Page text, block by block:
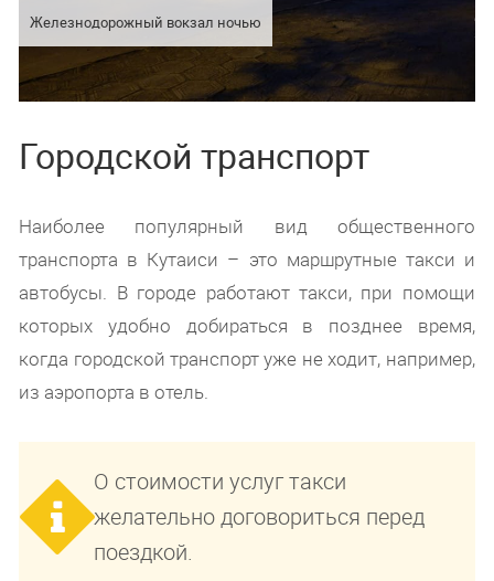
Железнодорожный вокзал ночью
Городской транспорт
Наиболее популярный вид общественного
транспорта в Кутаиси – это маршрутные такси и
автобусы. В городе работают такси, при помощи
которых удобно добираться в позднее время,
когда городской транспорт уже не ходит, например,
из аэропорта в отель.
О стоимости услуг такси
желательно договориться перед
поездкой.